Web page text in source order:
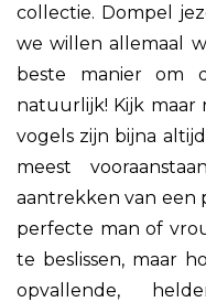
collectie. Dompel
we willen allemaal
beste manier om
natuurlijk! Kijk maar
vogels zijn bijna
meest
aantrekken van een
perfecte man of
te beslissen, maar
opvallende,